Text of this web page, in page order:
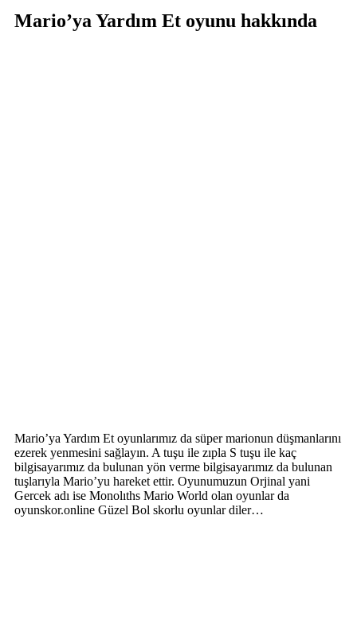
Mario’ya Yardım Et oyunu hakkında
Mario’ya Yardım Et oyunlarımız da süper marionun düşmanlarını
ezerek yenmesini sağlayın. A tuşu ile zıpla S tuşu ile kaç
bilgisayarımız da bulunan yön verme bilgisayarımız da bulunan
tuşlarıyla Mario’yu hareket ettir. Oyunumuzun Orjinal yani
Gercek adı ise Monolıths Mario World olan oyunlar da
oyunskor.online Güzel Bol skorlu oyunlar diler…